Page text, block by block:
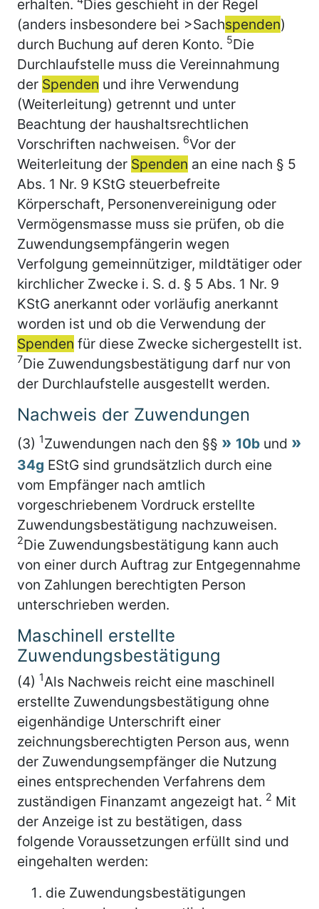
erhalten.
Dies geschieht in der Regel
(anders insbesondere bei >Sachspenden)
durch Buchung auf deren Konto. 5Die
Durchlaufstelle muss die Vereinnahmung
der Spenden und ihre Verwendung
(Weiterleitung) getrennt und unter
Beachtung der haushaltsrechtlichen
Vorschriften nachweisen. 6Vor der
Weiterleitung der Spenden an eine nach § 5
Abs. 1 Nr. 9 KStG steuerbefreite
Körperschaft, Personenvereinigung oder
Vermögensmasse muss sie prüfen, ob die
Zuwendungsempfängerin wegen
Verfolgung gemeinnütziger, mildtätiger oder
kirchlicher Zwecke i. S. d. § 5 Abs. 1 Nr. 9
KStG anerkannt oder vorläufig anerkannt
worden ist und ob die Verwendung der
Spenden für diese Zwecke sichergestellt ist.
7Die Zuwendungsbestätigung darf nur von
der Durchlaufstelle ausgestellt werden.
Nachweis der Zuwendungen
(3) 1Zuwendungen nach den §§ 10b und
34g EStG sind grundsätzlich durch eine
vom Empfänger nach amtlich
vorgeschriebenem Vordruck erstellte
Zuwendungsbestätigung nachzuweisen.
2Die Zuwendungsbestätigung kann auch
von einer durch Auftrag zur Entgegennahme
von Zahlungen berechtigten Person
unterschrieben werden.
Maschinell erstellte
Zuwendungsbestätigung
(4) 1Als Nachweis reicht eine maschinell
erstellte Zuwendungsbestätigung ohne
eigenhändige Unterschrift einer
zeichnungsberechtigten Person aus, wenn
der Zuwendungsempfänger die Nutzung
eines entsprechenden Verfahrens dem
zuständigen Finanzamt angezeigt hat. 2 Mit
der Anzeige ist zu bestätigen, dass
folgende Voraussetzungen erfüllt sind und
eingehalten werden:
die Zuwendungsbestätigungen